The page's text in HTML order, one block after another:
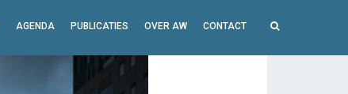
AGENDA PUBLICATIES OVER AW CONTACT